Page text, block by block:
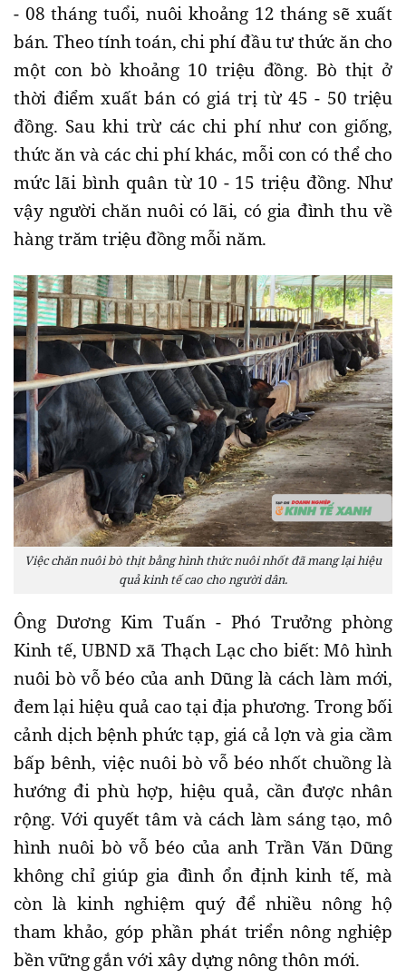
- 08 tháng tuổi, nuôi khoảng 12 tháng sẽ xuất
bán. Theo tính toán, chi phí đầu tư thức ăn cho
một con bò khoảng 10 triệu đồng. Bò thịt ở
thời điểm xuất bán có giá trị từ 45 - 50 triệu
đồng. Sau khi trừ các chi phí như con giống,
thức ăn và các chi phí khác, mỗi con có thể cho
mức lãi bình quân từ 10 - 15 triệu đồng. Như
vậy người chăn nuôi có lãi, có gia đình thu về
hàng trăm triệu đồng mỗi năm.
Việc chăn nuôi bò thịt bằng hình thức nuôi nhốt đã mang lại hiệu
quả kinh tế cao cho người dân.
Ông Dương Kim Tuấn - Phó Trưởng phòng
Kinh tế, UBND xã Thạch Lạc cho biết: Mô hình
nuôi bò vỗ béo của anh Dũng là cách làm mới,
đem lại hiệu quả cao tại địa phương. Trong bối
cảnh dịch bệnh phức tạp, giá cả lợn và gia cầm
bấp bênh, việc nuôi bò vỗ béo nhốt chuồng là
hướng đi phù hợp, hiệu quả, cần được nhân
rộng. Với quyết tâm và cách làm sáng tạo, mô
hình nuôi bò vỗ béo của anh Trần Văn Dũng
không chỉ giúp gia đình ổn định kinh tế, mà
còn là kinh nghiệm quý để nhiều nông hộ
tham khảo, góp phần phát triển nông nghiệp
bền vững gắn với xây dựng nông thôn mới.